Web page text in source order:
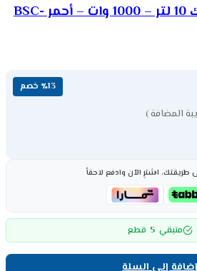
مكنسة برميل بيسك 10 لتر – 1000 وات – أحمر BSC-
٪13 خصم
المضافة )
اشترِ الآن وادفع لاحقاً
متبقي 5 قطع
إضافة إلى السلة